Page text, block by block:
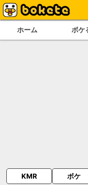
ホーム ボケ
KMR ボケ